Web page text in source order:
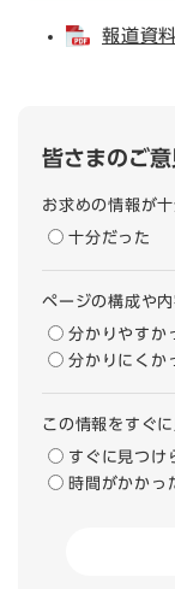
報道資
皆さまのご
お求めの情報が
十分だった
ページの構成や
分かりやすか
分かりにくか
この情報をすぐ
すぐに見つけ
時間がかかっ